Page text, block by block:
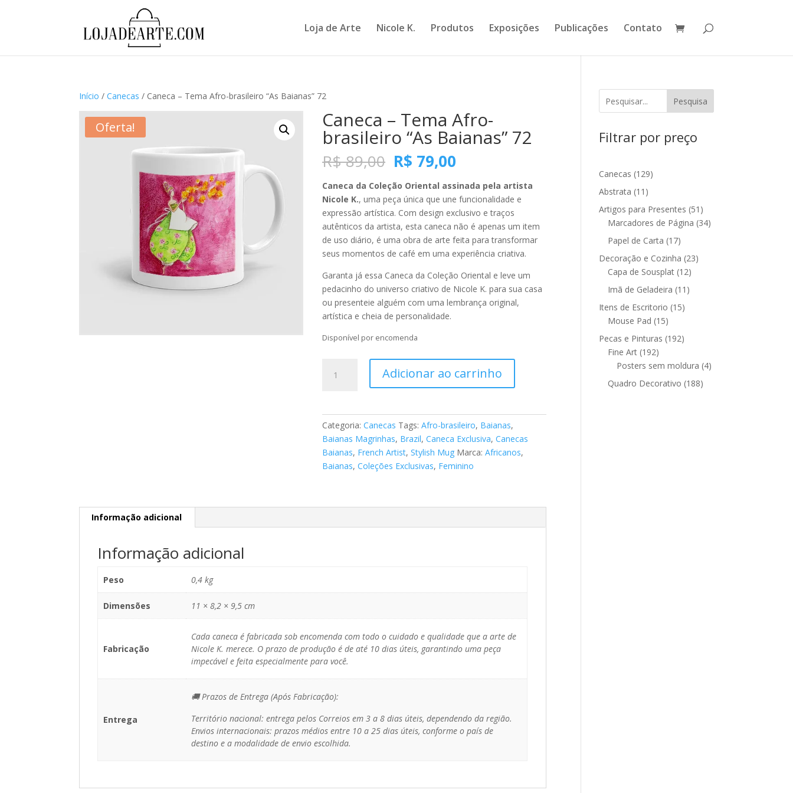
Loja de Arte Nicole K. Produtos Exposições Publicações Contato
Início /Canecas / Caneca – Tema Afro-brasileiro “As Baianas” 72
Oferta! Caneca – Tema Afro-
brasileiro “As Baianas” 72
R$89,00 O
preço
original
era:
R$ 89,00.
R$ 79,00
atual
é:
R$ 79,00.
Caneca da Coleção Oriental assinada pela artista
Nicole K., uma peça única que une funcionalidade e
expressão artística. Com design exclusivo e traços
autênticos da artista, esta caneca não é apenas um item
de uso diário, é uma obra de arte feita para transformar
seus momentos de café em uma experiência criativa.
Garanta já essa Caneca da Coleção Oriental e leve um
pedacinho do universo criativo de Nicole K. para sua casa
ou presenteie alguém com uma lembrança original,
artística e cheia de personalidade.
Disponível por encomenda
quantidade
Adicionar ao carrinho
Categoria:Canecas Tags:Afro-brasileiro, Baianas,
Baianas Magrinhas, Brazil,Caneca Exclusiva,Canecas
Baianas, French Artist,Stylish Mug Marca:Africanos,
Baianas,Coleções Exclusivas, Feminino
Informação adicional
Informação adicional
Peso 0,4 kg
Dimensões 11 × 8,2 × 9,5 cm
Fabricação
Cada caneca é fabricada sob encomenda com todo o cuidado e qualidade que a arte de
Nicole K. merece. O prazo de produção é de até 10 dias úteis, garantindo uma peça
impecável e feita especialmente para você.
Entrega
🚚 Prazos de Entrega (Após Fabricação):
Território nacional: entrega pelos Correios em 3 a 8 dias úteis, dependendo da região.
Envios internacionais: prazos médios entre 10 a 25 dias úteis, conforme o país de
destino e a modalidade de envio escolhida.
Pesquisa
Filtrar por preço
Canecas 129129
Abstrata 11 11
produtos
Artigos para Presentes 51 51
produtos
Marcadores de Página 3434
Papel de Carta 1717
produtos
Decoração e Cozinha 2323
Capa de Sousplat 1212
produtos
Imã de Geladeira 11 11
Itens de Escritorio 1515
Mouse Pad 1515
produtos
Pecas e Pinturas 192192
Fine Art 192192
produtos
Posters sem moldura 44
Quadro Decorativo 188188